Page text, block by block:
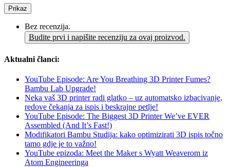
Prikaz
Bez recenzija.
Budite prvi i napišite recenziju za ovaj proizvod.
Aktualni članci:
YouTube Episode: Are You Breathing 3D Printer Fumes?
Bambu Lab Upgrade!
Neka vaš 3D printer radi glatko – uz automatsko izbacivanje,
redove čekanja za ispis i beskrajne petlje!
YouTube Episode: The Biggest 3D Printer We’ve EVER
Assembled (And It’s Fast!)
Modifikatori Bambu Studija: kako optimizirati 3D ispis točno
tamo gdje je to važno!
YouTube epizoda: Meet the Maker s Wyatt Weaverom iz
Atom Engineeringa